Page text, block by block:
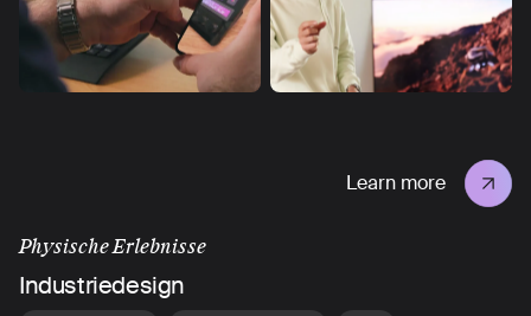
Learn more
Physische Erlebnisse
Industriedesign